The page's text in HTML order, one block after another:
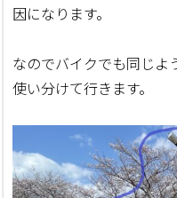
因になります。
なのでバイクでも同じよ
使い分けて行きます。